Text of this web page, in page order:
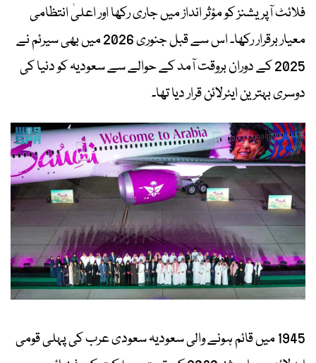
فلائٹ آپریشنز کو مؤثر انداز میں جاری رکھا اور اعلیٰ انتظامی
معیار برقرار رکھا۔ اس سے قبل جنوری 2026 میں بھی سیرئم نے
2025 کے دوران بروقت آمد کے حوالے سے سعودیہ کو دنیا کی
دوسری بہترین ایئرلائن قرار دیا تھا۔
1945 میں قائم ہونے والی سعودیہ سعودی عرب کی پہلی قومی